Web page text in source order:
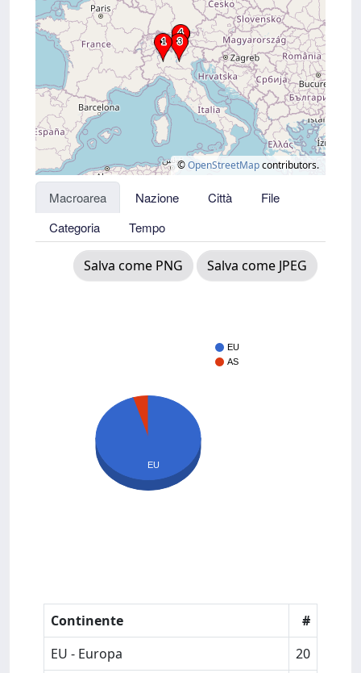
©OpenStreetMapcontributors.
Macroarea Nazione Città
File
Categoria
Tempo
Salva come PNG Salva come JPEG
EU
AS
EU
Continente
#
EU - Europa
20